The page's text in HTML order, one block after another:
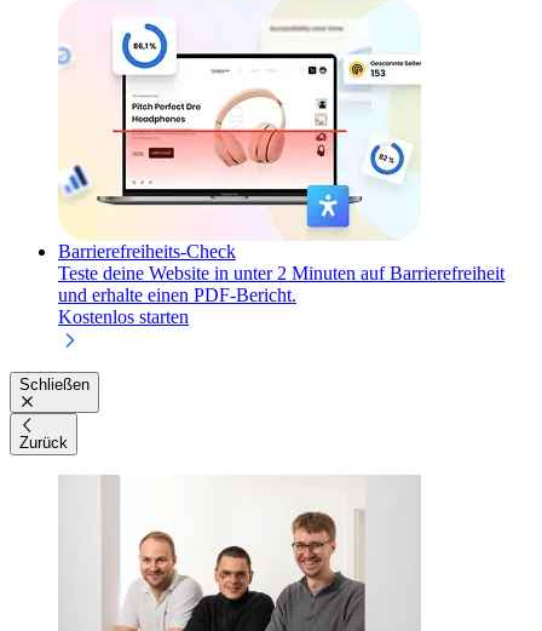
Barrierefreiheits-Check
Teste deine Website in unter 2 Minuten auf Barrierefreiheit
und erhalte einen PDF-Bericht.
Kostenlos starten
Schließen
Zurück